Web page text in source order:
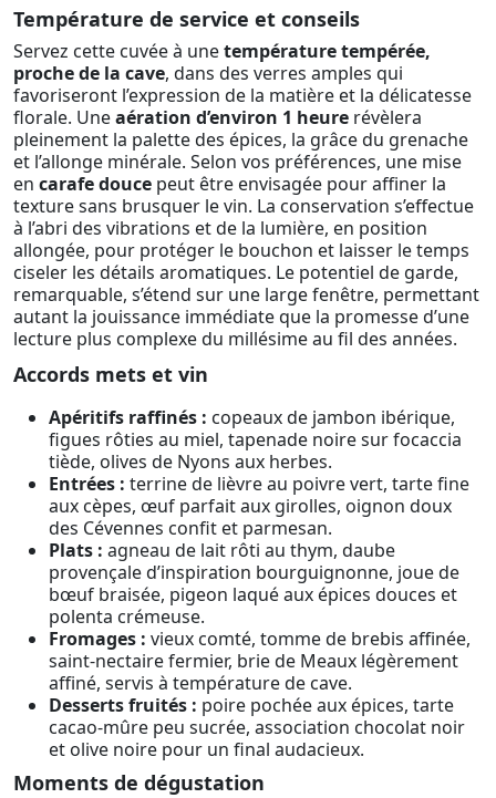
Température de service et conseils
Servez cette cuvée à unetempérature tempérée,
proche de la cave, dans des verres amples qui
favoriseront l’expression de la matière et la délicatesse
florale. Uneaération d’environ 1 heure révèlera
pleinement la palette des épices, la grâce du grenache
et l’allonge minérale. Selon vos préférences, une mise
en carafe douce peut être envisagée pour affiner la
texture sans brusquer le vin. La conservation s’effectue
à l’abri des vibrations et de la lumière, en position
allongée, pour protéger le bouchon et laisser le temps
ciseler les détails aromatiques. Le potentiel de garde,
remarquable, s’étend sur une large fenêtre, permettant
autant la jouissance immédiate que la promesse d’une
lecture plus complexe du millésime au fil des années.
Accords mets et vin
Apéritifs raffinés : copeaux de jambon ibérique,
figues rôties au miel, tapenade noire sur focaccia
tiède, olives de Nyons aux herbes.
Entrées : terrine de lièvre au poivre vert, tarte fine
aux cèpes, œuf parfait aux girolles, oignon doux
des Cévennes confit et parmesan.
Plats : agneau de lait rôti au thym, daube
provençale d’inspiration bourguignonne, joue de
bœuf braisée, pigeon laqué aux épices douces et
polenta crémeuse.
Fromages : vieux comté, tomme de brebis affinée,
saint-nectaire fermier, brie de Meaux légèrement
affiné, servis à température de cave.
Desserts fruités : poire pochée aux épices, tarte
cacao-mûre peu sucrée, association chocolat noir
et olive noire pour un final audacieux.
Moments de dégustation